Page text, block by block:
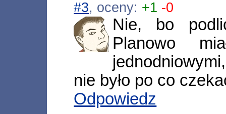
#3, oceny: +1 -0
Nie, bo
Planowo
nie było po co
Odpowiedz